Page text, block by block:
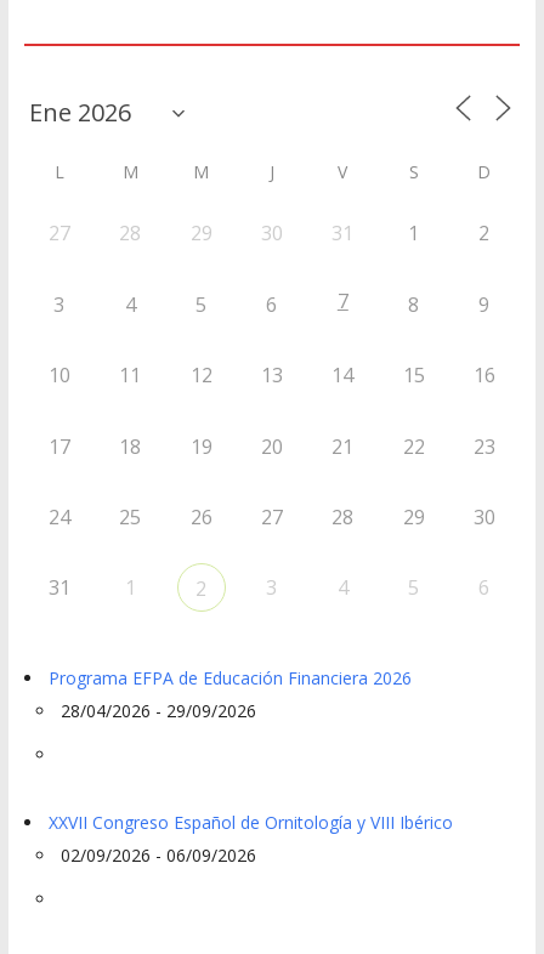
L M M J V S D
27 28 29 30 31 1 2
3 4 5 6 7 8 9
10 11 12 13 14 15 16
17 18 19 20 21 22 23
24 25 26 27 28 29 30
31 1 2 3 4 5 6
Programa EFPA de Educación Financiera 2026
28/04/2026 - 29/09/2026
XXVII Congreso Español de Ornitología y VIII Ibérico
02/09/2026 - 06/09/2026